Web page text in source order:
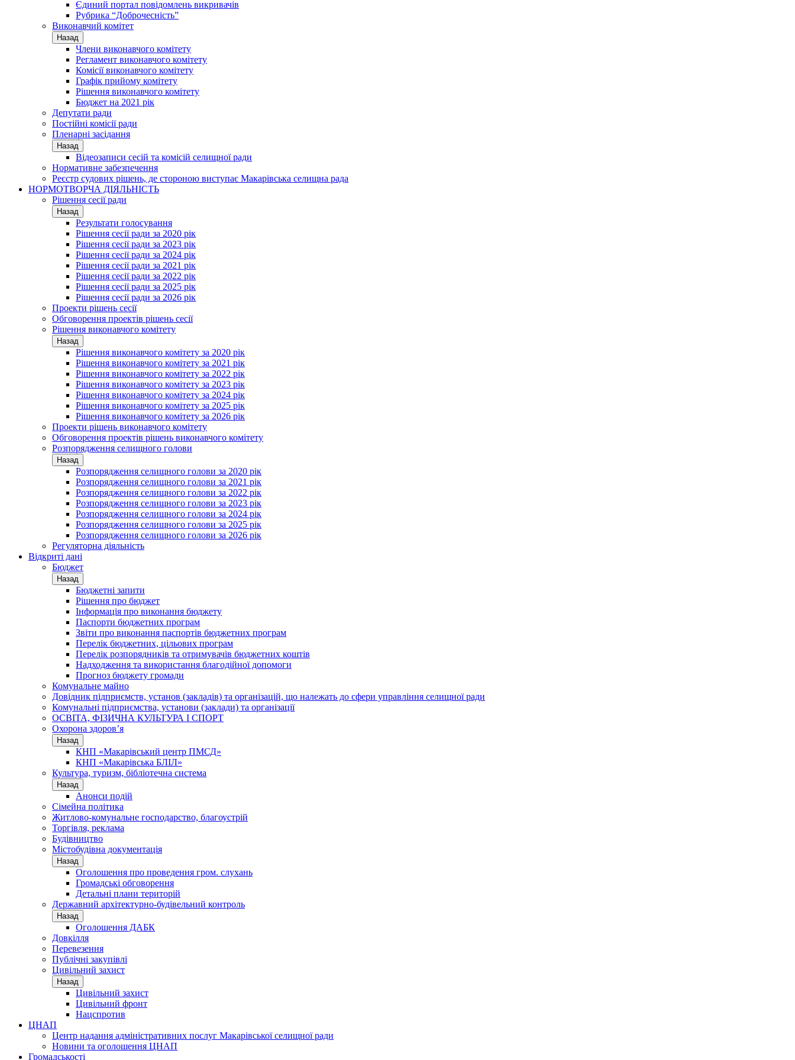
Єдиний портал повідомлень викривачів
Рубрика “Доброчесність”
Виконавчий комітет
Назад
Члени виконавчого комітету
Регламент виконавчого комітету
Комісії виконавчого комітету
Графік прийому комітету
Рішення виконавчого комітету
Бюджет на 2021 рік
Депутати ради
Постійні комісії ради
Пленарні засідання
Назад
Відеозаписи сесій та комісій селищної ради
Нормативне забезпечення
Реєстр судових рішень, де стороною виступає Макарівська селищна рада
НОРМОТВОРЧА ДІЯЛЬНІСТЬ
Рішення сесії ради
Назад
Результати голосування
Рішення сесії ради за 2020 рік
Рішення сесії ради за 2023 рік
Рішення сесії ради за 2024 рік
Рішення сесії ради за 2021 рік
Рішення сесії ради за 2022 рік
Рішення сесії ради за 2025 рік
Рішення сесії ради за 2026 рік
Проекти рішень сесії
Обговорення проектів рішень сесії
Рішення виконавчого комітету
Назад
Рішення виконавчого комітету за 2020 рік
Рішення виконавчого комітету за 2021 рік
Рішення виконавчого комітету за 2022 рік
Рішення виконавчого комітету за 2023 рік
Рішення виконавчого комітету за 2024 рік
Рішення виконавчого комітету за 2025 рік
Рішення виконавчого комітету за 2026 рік
Проекти рішень виконавчого комітету
Обговорення проектів рішень виконавчого комітету
Розпорядження селищного голови
Назад
Розпорядження селищного голови за 2020 рік
Розпорядження селищного голови за 2021 рік
Розпорядження селищного голови за 2022 рік
Розпорядження селищного голови за 2023 рік
Розпорядження селищного голови за 2024 рік
Розпорядження селищного голови за 2025 рік
Розпорядження селищного голови за 2026 рік
Регуляторна діяльність
Відкриті дані
Бюджет
Назад
Бюджетні запити
Рішення про бюджет
Інформація про виконання бюджету
Паспорти бюджетних програм
Звіти про виконання паспортів бюджетних програм
Перелік бюджетних, цільових програм
Перелік розпорядників та отримувачів бюджетних коштів
Надходження та використання благодійної допомоги
Прогноз бюджету громади
Комунальне майно
Довідник підприємств, установ (закладів) та організацій, що належать до сфери управління селищної ради
Комунальні підприємства, установи (заклади) та організації
ОСВІТА, ФІЗИЧНА КУЛЬТУРА І СПОРТ
Охорона здоров’я
Назад
КНП «Макарівський центр ПМСД»
КНП «Макарівська БЛІЛ»
Культура, туризм, бібліотечна система
Назад
Анонси подій
Сімейна політика
Житлово-комунальне господарство, благоустрій
Торгівля, реклама
Будівництво
Містобудівна документація
Назад
Оголошення про проведення гром. слухань
Громадські обговорення
Детальні плани територій
Державний архітектурно-будівельний контроль
Назад
Оголошення ДАБК
Довкілля
Перевезення
Публічні закупівлі
Цивільний захист
Назад
Цивільний захист
Цивільний фронт
Нацспротив
ЦНАП
Центр надання адміністративних послуг Макарівської селищної ради
Новини та оголошення ЦНАП
Громадськості